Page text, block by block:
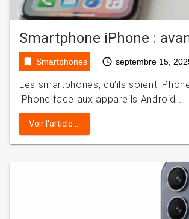
Smartphone iPhone :
bookmark Smartphones access_time septembre 15,
Les smartphones, qu’ils soient
iPhone face aux appareils Android …
Voir l'article ...